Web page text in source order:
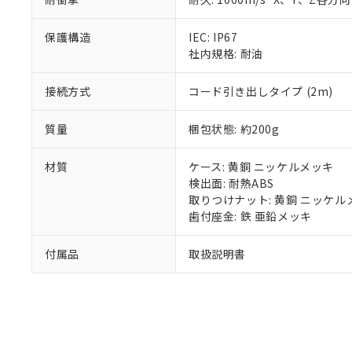
保護構造
IEC: IP67
社内規格: 耐油
接続方式 コード引き出しタイプ (2m)
質量 梱包状態: 約200g
材質
ケース: 黄銅 ニッケルメッキ
検出面: 耐熱ABS
取りつけナット: 黄銅 ニッケル
歯付座金: 鉄 亜鉛メッキ
付属品 取扱説明書
混在することから